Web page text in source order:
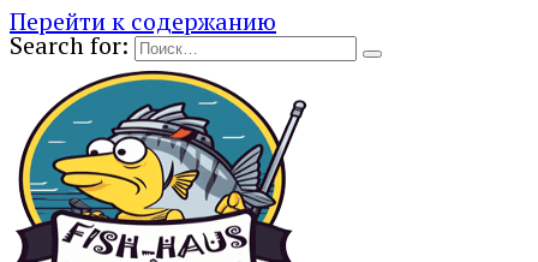
Перейти к содержанию
Search for: